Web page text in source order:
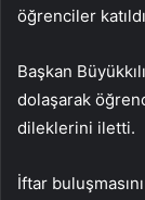
öğrenciler
Başkan
dolaşarak
dileklerini iletti.
İftar